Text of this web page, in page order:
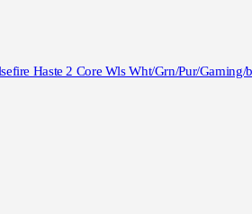
Haste 2 Core Wls Wht/Grn/Pur/Gaming/